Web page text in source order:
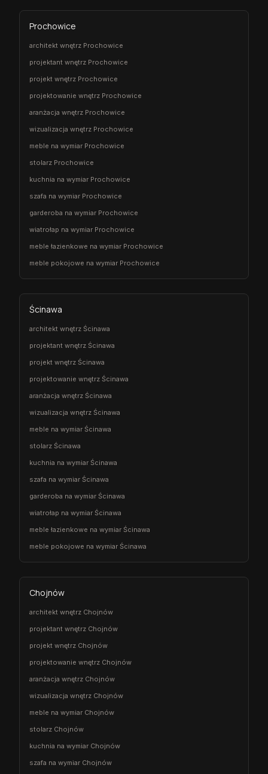
Prochowice
architekt wnętrz Prochowice
projektant wnętrz Prochowice
projekt wnętrz Prochowice
projektowanie wnętrz Prochowice
aranżacja wnętrz Prochowice
wizualizacja wnętrz Prochowice
meble na wymiar Prochowice
stolarz Prochowice
kuchnia na wymiar Prochowice
szafa na wymiar Prochowice
garderoba na wymiar Prochowice
wiatrołap na wymiar Prochowice
meble łazienkowe na wymiar Prochowice
meble pokojowe na wymiar Prochowice
Ścinawa
architekt wnętrz Ścinawa
projektant wnętrz Ścinawa
projekt wnętrz Ścinawa
projektowanie wnętrz Ścinawa
aranżacja wnętrz Ścinawa
wizualizacja wnętrz Ścinawa
meble na wymiar Ścinawa
stolarz Ścinawa
kuchnia na wymiar Ścinawa
szafa na wymiar Ścinawa
garderoba na wymiar Ścinawa
wiatrołap na wymiar Ścinawa
meble łazienkowe na wymiar Ścinawa
meble pokojowe na wymiar Ścinawa
Chojnów
architekt wnętrz Chojnów
projektant wnętrz Chojnów
projekt wnętrz Chojnów
projektowanie wnętrz Chojnów
aranżacja wnętrz Chojnów
wizualizacja wnętrz Chojnów
meble na wymiar Chojnów
stolarz Chojnów
kuchnia na wymiar Chojnów
szafa na wymiar Chojnów